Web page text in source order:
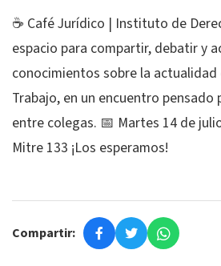
☕ Café Jurídico | Instituto de
espacio para compartir, debatir y
conocimientos sobre la actualidad
Trabajo, en un encuentro pensado
entre colegas. 📅 Martes 14 de
Mitre 133 ¡Los esperamos!
Compartir: